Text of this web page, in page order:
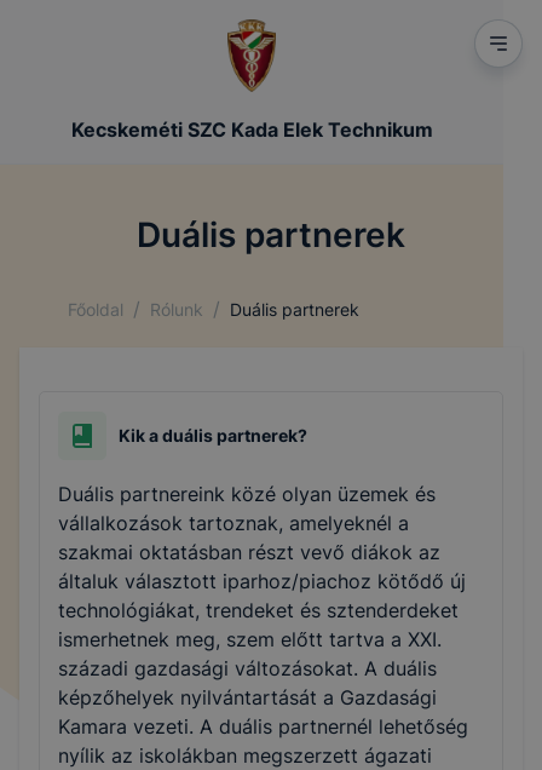
Kecskeméti SZC Kada Elek Technikum
Duális partnerek
Főoldal / Rólunk / Duális partnerek
Kik a duális partnerek?
Duális partnereink közé olyan üzemek és
vállalkozások tartoznak, amelyeknél a
szakmai oktatásban részt vevő diákok az
általuk választott iparhoz/piachoz kötődő új
technológiákat, trendeket és sztenderdeket
ismerhetnek meg, szem előtt tartva a XXI.
századi gazdasági változásokat. A duális
képzőhelyek nyilvántartását a Gazdasági
Kamara vezeti. A duális partnernél lehetőség
nyílik az iskolákban megszerzett ágazati